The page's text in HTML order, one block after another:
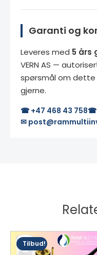
Garanti og
Leveres med 5 års
VERN AS —
spørsmål om dette
gjerne.
☎ +47 468 43 758☎
✉
Tilbud!
Dette
produktet